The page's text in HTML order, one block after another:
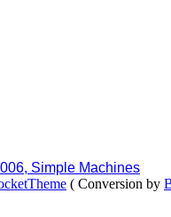
Simple Machines
( Conversion by